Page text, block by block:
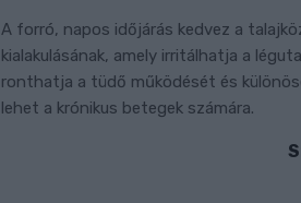
A forró, napos időjárás kedvez a
kialakulásának, amely irritálhatja a
ronthatja a tüdő működését és
lehet a krónikus betegek számára.